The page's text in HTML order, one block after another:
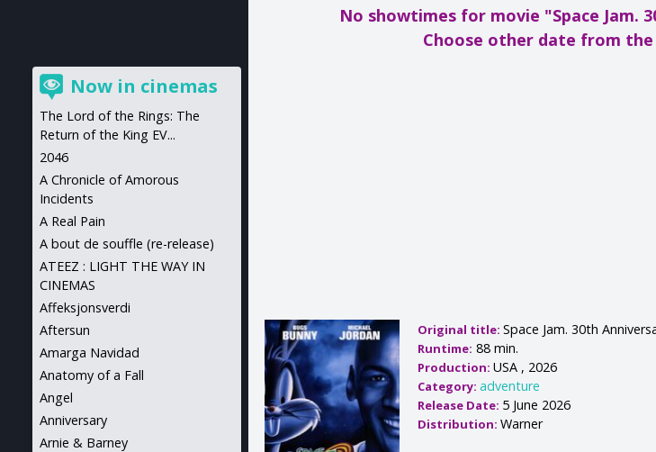
No showtimes for movie "Space Jam.
Choose other date from the
Original title:Space Jam. 30th
Runtime: 88 min.
Production:USA , 2026
Category:adventure
Release Date: 5 June 2026
Distribution:Warner
Now in cinemas
The Lord of the Rings: The
Return of the King EV...
2046
A Chronicle of Amorous
Incidents
A Real Pain
A bout de souffle (re-release)
ATEEZ : LIGHT THE WAY IN
CINEMAS
Affeksjonsverdi
Aftersun
Amarga Navidad
Anatomy of a Fall
Angel
Anniversary
Arnie & Barney